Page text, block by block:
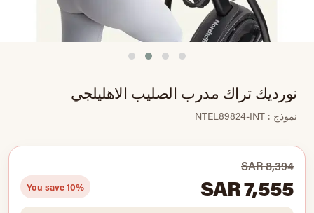
نورديك تراك مدرب الصليب الاهليلجي
نموذج : NTEL89824-INT
SAR 8,394
SAR 7,555
You save 10%